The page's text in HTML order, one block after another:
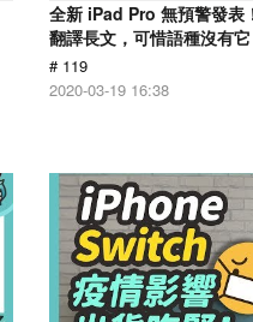
全新 iPad Pro 無預警發
翻譯長文，可惜語種沒有
# 119
2020-03-19 16:38